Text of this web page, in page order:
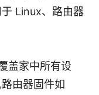
Linux、路由器
盖家中所有设
由器固件如